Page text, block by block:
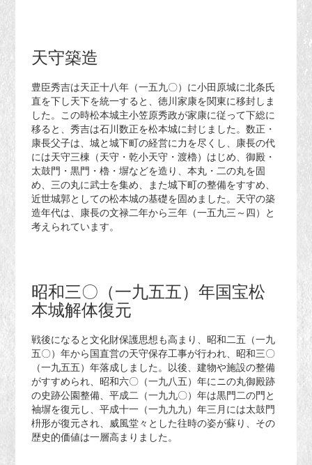
天守築造
豊臣秀吉は天正十八年（一五九〇）に小田原城に北条氏
直を下し天下を統一すると、徳川家康を関東に移封しま
した。この時松本城主小笠原秀政が家康に従って下総に
移ると、秀吉は石川数正を松本城に封じました。数正・
康長父子は、城と城下町の経営に力を尽くし、康長の代
には天守三棟（天守・乾小天守・渡櫓）はじめ、御殿・
太鼓門・黒門・櫓・塀などを造り、本丸・二の丸を固
め、三の丸に武士を集め、また城下町の整備をすすめ、
近世城郭としての松本城の基礎を固めました。天守の築
造年代は、康長の文禄二年から三年（一五九三～四）と
考えられています。
昭和三〇（一九五五）年国宝松
本城解体復元
戦後になると文化財保護思想も高まり、昭和二五（一九
五〇）年から国直営の天守保存工事が行われ、昭和三〇
（一九五五）年落成しました。以後、建物や施設の整備
がすすめられ、昭和六〇（一九八五）年にニの丸御殿跡
の史跡公園整備、平成二（一九九〇）年は黒門二の門と
袖塀を復元し、平成十一（一九九九）年三月には太鼓門
枡形が復元され、威風堂々とした往時の姿が蘇り、その
歴史的価値は一層高まりました。